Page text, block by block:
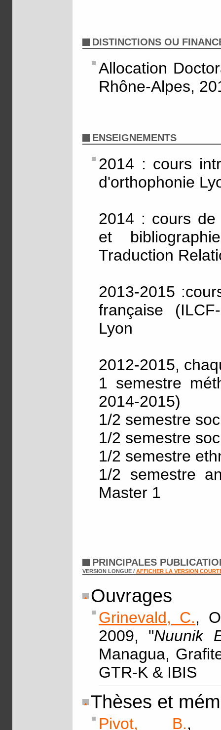
DISTINCTIONS OU
Allocation
Rhône-Alpes,
ENSEIGNEMENTS
2014 : cours
d'orthophonie
2014 : cours de
et
Traduction
2013-2015
française
Lyon
2012-2015,
1 semestre
2014-2015)
1/2 semestre
1/2 semestre
1/2 semestre
1/2 semestre
Master 1
PRINCIPALES
VERSION LONGUE / AFFICHER LA VERSION
Ouvrages
Grinevald, C.,
2009, "Nuunik
Managua,
GTR-K & IBIS
Thèses et
Pivot, B.,